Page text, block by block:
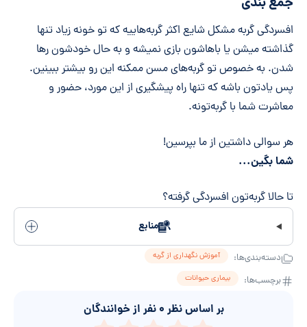
افسردگی گربه مشکل شایع اکثر گربه‌هاییه که تو خونه زیاد تنها
گذاشته میشن یا باهاشون بازی نمیشه و به حال خودشون رها
شدن. به خصوص تو گربه‌های مسن ممکنه این رو بیشتر ببینین.
پس یادتون باشه که تنها راه پیشگیری از این مورد، حضور و
معاشرت شما با گربه‌تونه.
هر سوالی داشتین از ما بپرسین!
شما بگین...
تا حالا گربه‌تون افسردگی گرفته؟
منابع
دسته‌بندی‌ها: آموزش نگهداری از گربه
برچسب‌ها: بیماری حیوانات
بر اساس نظر ۰ نفر از خوانندگان